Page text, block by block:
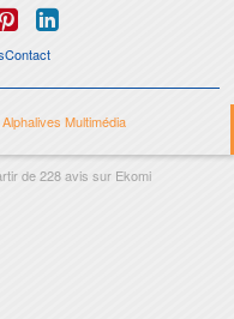
Contact
Alphalives Multimédia
de228avis sur Ekomi